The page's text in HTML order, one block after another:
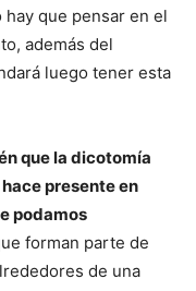
hay que pensar en el
además del
luego tener esta
que la dicotomía
presente en
podamos
forman parte de
de una